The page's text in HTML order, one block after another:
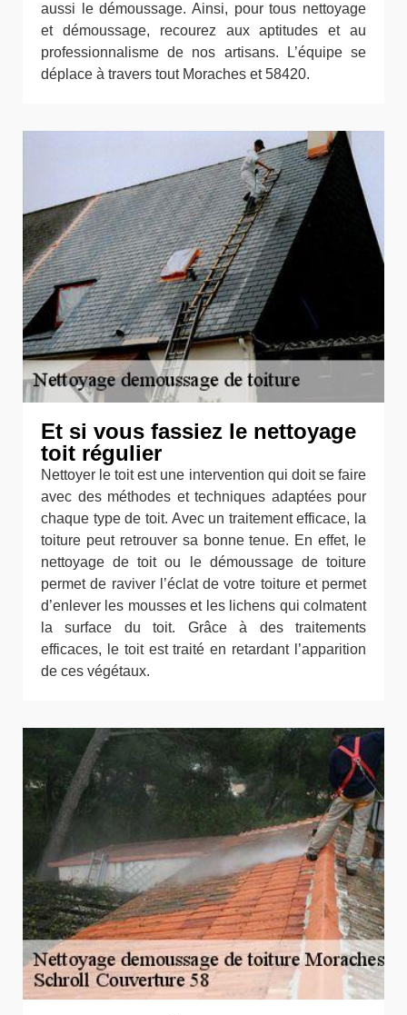
aussi le démoussage. Ainsi, pour tous nettoyage
et démoussage, recourez aux aptitudes et au
professionnalisme de nos artisans. L’équipe se
déplace à travers tout Moraches et 58420.
Et si vous fassiez le nettoyage
toit régulier
Nettoyer le toit est une intervention qui doit se faire
avec des méthodes et techniques adaptées pour
chaque type de toit. Avec un traitement efficace, la
toiture peut retrouver sa bonne tenue. En effet, le
nettoyage de toit ou le démoussage de toiture
permet de raviver l’éclat de votre toiture et permet
d’enlever les mousses et les lichens qui colmatent
la surface du toit. Grâce à des traitements
efficaces, le toit est traité en retardant l’apparition
de ces végétaux.